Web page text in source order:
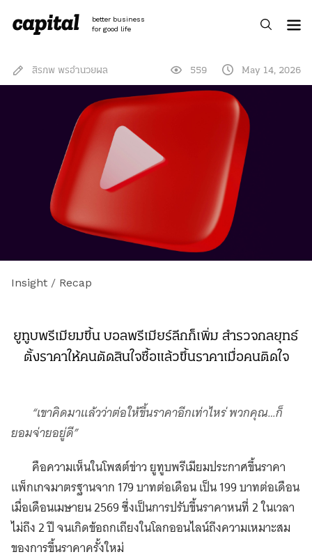
content
better business
for good life
สิรภพ พรอำนวยผล 559 May 14, 2026
Insight / Recap
ยูทูบพรีเมียมขึ้น บอลพรีเมียร์ลีกก็เพิ่ม สำรวจกลยุทธ์
ตั้งราคาให้คนตัดสินใจซื้อแล้วขึ้นราคาเมื่อคนติดใจ
“เขาคิดมาแล้วว่าต่อให้ขึ้นราคาอีกเท่าไหร่ พวกคุณ…ก็
ยอมจ่ายอยู่ดี”
คือความเห็นในโพสต์ข่าว ยูทูบพรีเมียมประกาศขึ้นราคา
แพ็กเกจมาตรฐานจาก 179 บาทต่อเดือน เป็น 199 บาทต่อเดือน
เมื่อเดือนเมษายน 2569 ซึ่งเป็นการปรับขึ้นราคาหนที่ 2 ในเวลา
ไม่ถึง 2 ปี จนเกิดข้อถกเถียงในโลกออนไลน์ถึงความเหมาะสม
ของการขึ้นราคาครั้งใหม่